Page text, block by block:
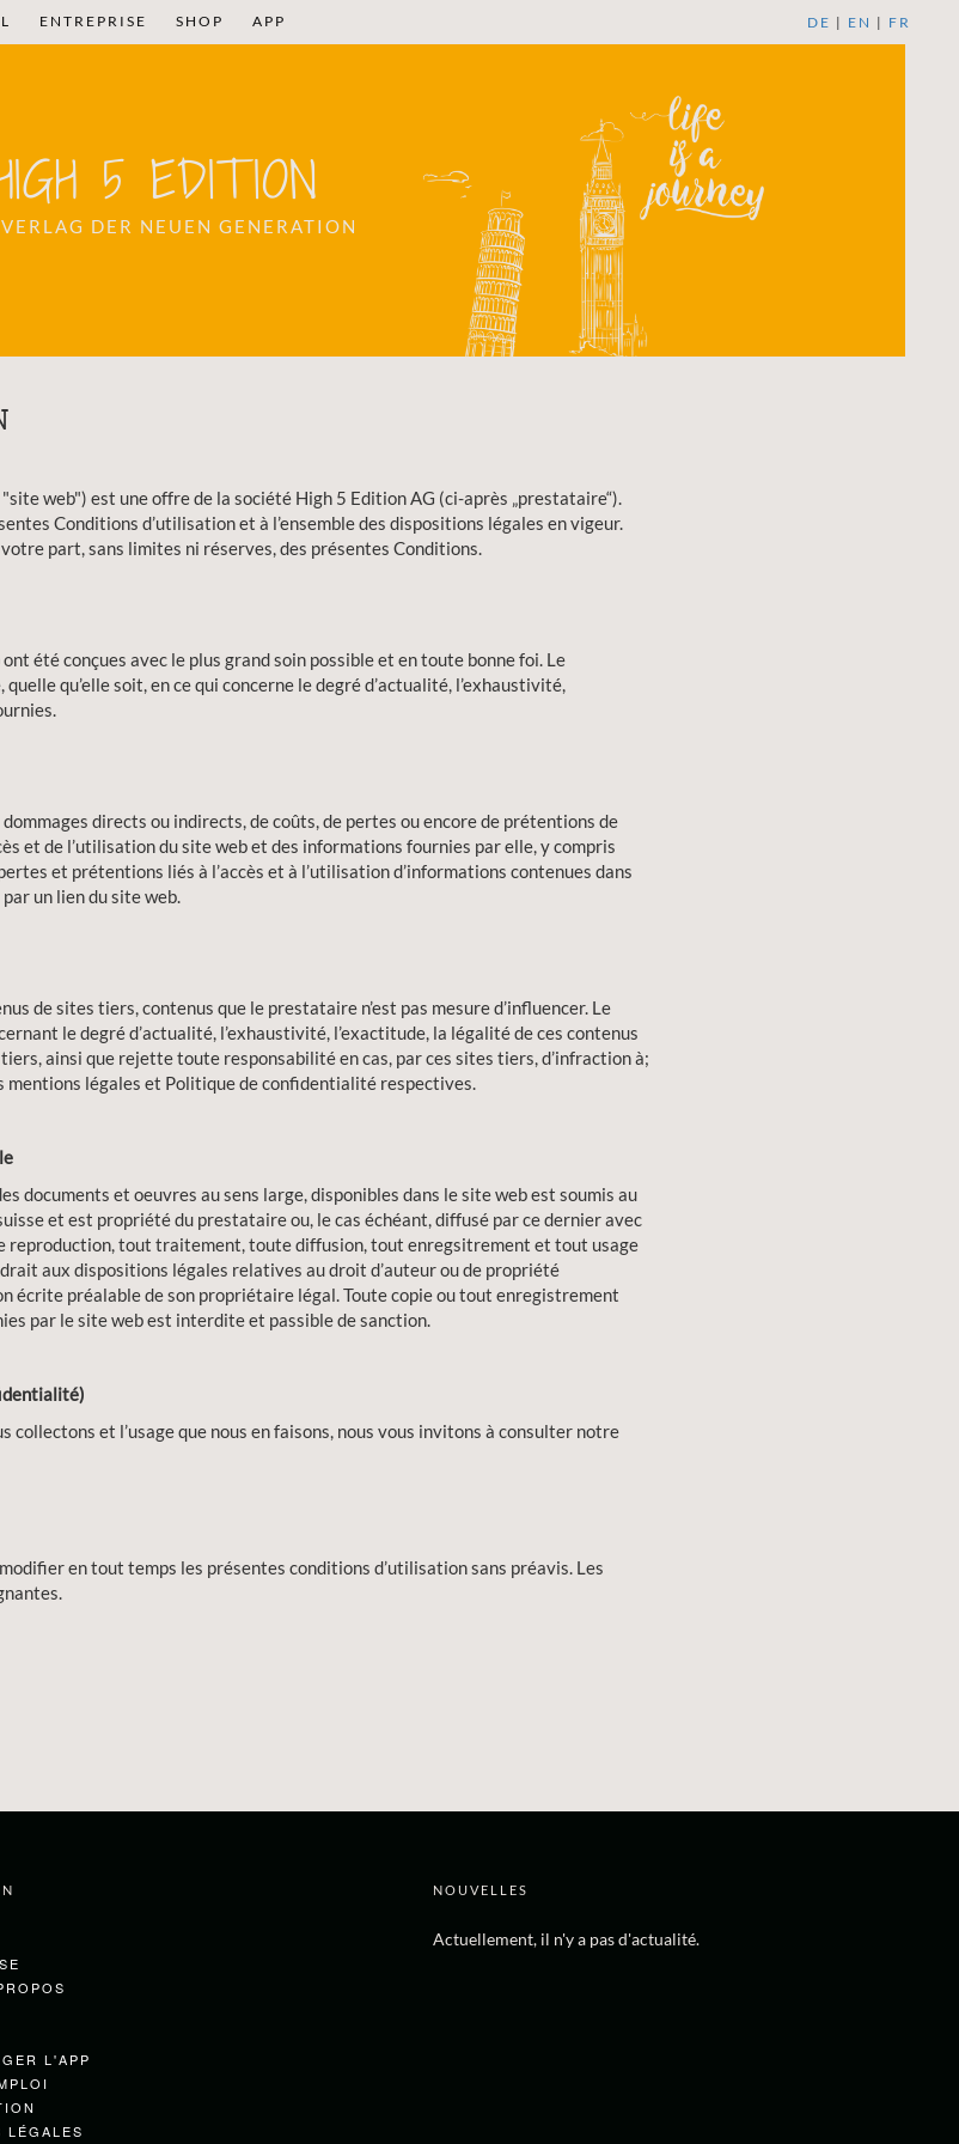
ENTREPRISE SHOP APP DE | EN | FR
5 EDITION
DER NEUEN GENERATION
web") est une offre de la société High 5 Edition AG (ci-après „prestataire“).
Conditions d’utilisation et à l’ensemble des dispositions légales en vigeur.
part, sans limites ni réserves, des présentes Conditions.
été conçues avec le plus grand soin possible et en toute bonne foi. Le
qu’elle soit, en ce qui concerne le degré d’actualité, l’exhaustivité,
directs ou indirects, de coûts, de pertes ou encore de prétentions de
et de l’utilisation du site web et des informations fournies par elle, y compris
et prétentions liés à l’accès et à l’utilisation d’informations contenues dans
un lien du site web.
de sites tiers, contenus que le prestataire n’est pas mesure d’influencer. Le
le degré d’actualité, l’exhaustivité, l’exactitude, la légalité de ces contenus
ainsi que rejette toute responsabilité en cas, par ces sites tiers, d’infraction à;
mentions légales et Politique de confidentialité respectives.
documents et oeuvres au sens large, disponibles dans le site web est soumis au
et est propriété du prestataire ou, le cas échéant, diffusé par ce dernier avec
reproduction, tout traitement, toute diffusion, tout enregsitrement et tout usage
aux dispositions légales relatives au droit d’auteur ou de propriété
écrite préalable de son propriétaire légal. Toute copie ou tout enregistrement
par le site web est interdite et passible de sanction.
collectons et l’usage que nous en faisons, nous vous invitons à consulter notre
en tout temps les présentes conditions d’utilisation sans préavis. Les
L'APP
LÉGALES
NOUVELLES
Actuellement, il n'y a pas d'actualité.